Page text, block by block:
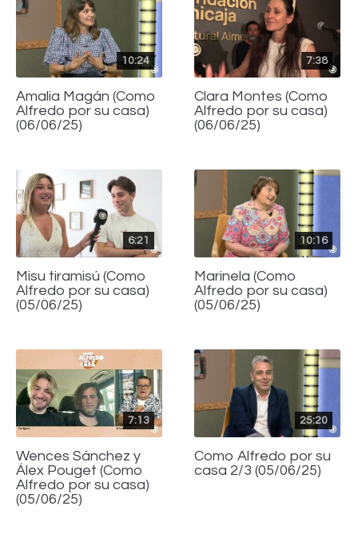
10:24
Amalia Magán (Como
Alfredo por su casa)
(06/06/25)
7:38
Clara Montes (Como
Alfredo por su casa)
(06/06/25)
6:21
Misu tiramisú (Como
Alfredo por su casa)
(05/06/25)
10:16
Marinela (Como
Alfredo por su casa)
(05/06/25)
7:13
Wences Sánchez y
Álex Pouget (Como
Alfredo por su casa)
(05/06/25)
25:20
Como Alfredo por su
casa 2/3 (05/06/25)